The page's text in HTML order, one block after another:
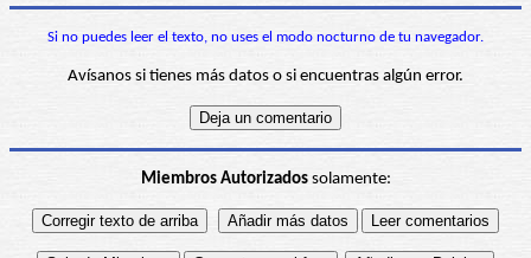
Si no puedes leer el texto, no uses el modo nocturno de tu navegador.
Avísanos si tienes más datos o si encuentras algún error.
Miembros Autorizadossolamente: